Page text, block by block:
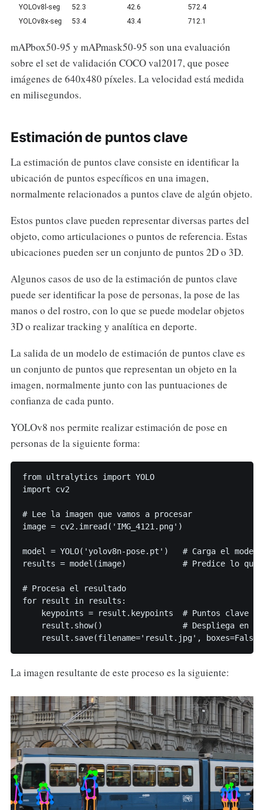
YOLOv8l-seg
52.3 42.6
572.4
YOLOv8x-seg
53.4 43.4 712.1
mAPbox50-95 y mAPmask50-95 son una evaluación
sobre el set de validación COCO val2017, que posee
imágenes de 640x480 píxeles. La velocidad está medida
en milisegundos.
Estimación de puntos clave
La estimación de puntos clave consiste en identificar la
ubicación de puntos específicos en una imagen,
normalmente relacionados a puntos clave de algún objeto.
Estos puntos clave pueden representar diversas partes del
objeto, como articulaciones o puntos de referencia. Estas
ubicaciones pueden ser un conjunto de puntos 2D o 3D.
Algunos casos de uso de la estimación de puntos clave
puede ser identificar la pose de personas, la pose de las
manos o del rostro, con lo que se puede modelar objetos
3D o realizar tracking y analítica en deporte.
La salida de un modelo de estimación de puntos clave es
un conjunto de puntos que representan un objeto en la
imagen, normalmente junto con las puntuaciones de
confianza de cada punto.
YOLOv8 nos permite realizar estimación de pose en
personas de la siguiente forma:
from ultralytics import YOLO
import cv2
# Lee la imagen que vamos a procesar
image = cv2.imread('IMG_4121.png')
model = YOLO('yolov8n-pose.pt')   # Carga el modelo
results = model(image)            # Predice lo que
# Procesa el resultado
for result in results:
keypoints = result.keypoints  # Puntos clave
result.show()                 # Despliega en
result.save(filename='result.jpg',
La imagen resultante de este proceso es la siguiente: